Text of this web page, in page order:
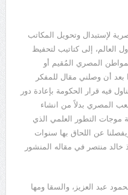
لإستبدال وتحويل المكاتب
العالم، إلى كتاتيب لتحفيظ
المصري المُقيم أو
بعد أن وصلني مقال للمفكر
فيه قرار الحكومة بإعادة دور
المصري بدلاً من انشاء
موجات التطور العلمي الذي
عن اللحاق بها سنوات
خالد منتصر في مقاله المنشور
عبد العزيز، والسقا ومها